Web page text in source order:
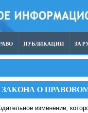
ПУБЛИКАЦИИ ЗА
О
изменение,